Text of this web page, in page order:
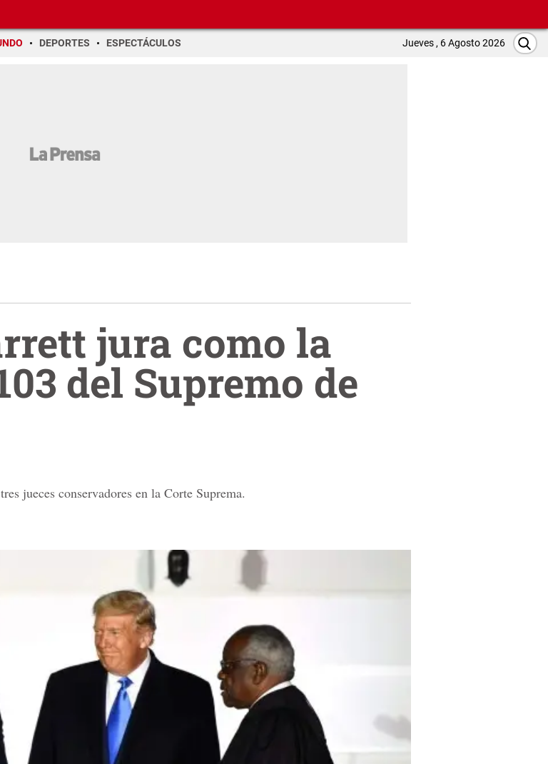
DEPORTES ESPECTÁCULOS Jueves , 6 Agosto 2026
jura como la
del Supremo de
jueces conservadores en la Corte Suprema.